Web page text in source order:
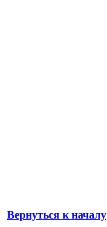
Вернуться к началу